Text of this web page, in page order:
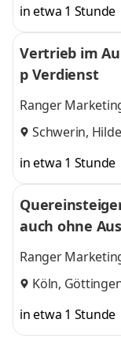
in etwa 1 Stunde
Vertrieb im
p Verdienst
Ranger
Schwerin,
in etwa 1 Stunde
auch ohne
Ranger
Köln,
in etwa 1 Stunde